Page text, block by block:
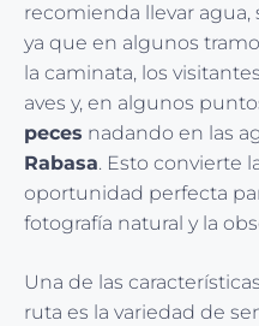
recomienda llevar agua,
ya que en algunos
la caminata, los
aves y, en algunos
peces nadando en las
Rabasa. Esto convierte
oportunidad perfecta
fotografía natural y la
Una de las
ruta es la variedad de